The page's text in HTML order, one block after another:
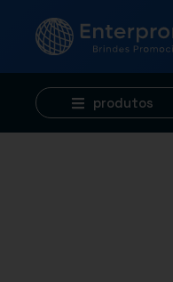
produtos